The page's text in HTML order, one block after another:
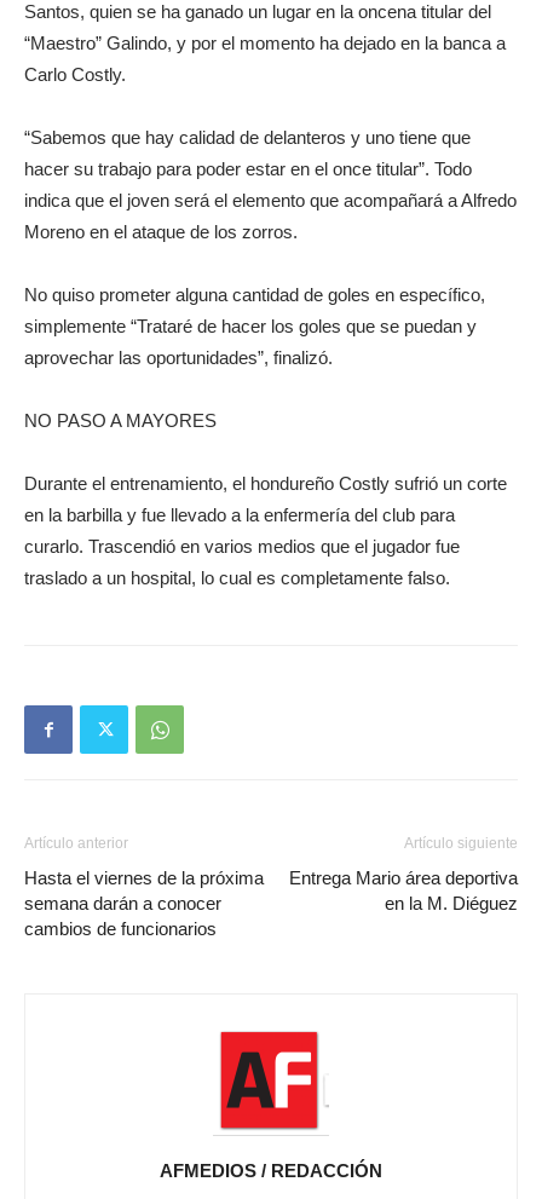
Santos, quien se ha ganado un lugar en la oncena titular del
“Maestro” Galindo, y por el momento ha dejado en la banca a
Carlo Costly.
“Sabemos que hay calidad de delanteros y uno tiene que
hacer su trabajo para poder estar en el once titular”. Todo
indica que el joven será el elemento que acompañará a Alfredo
Moreno en el ataque de los zorros.
No quiso prometer alguna cantidad de goles en específico,
simplemente “Trataré de hacer los goles que se puedan y
aprovechar las oportunidades”, finalizó.
NO PASO A MAYORES
Durante el entrenamiento, el hondureño Costly sufrió un corte
en la barbilla y fue llevado a la enfermería del club para
curarlo. Trascendió en varios medios que el jugador fue
traslado a un hospital, lo cual es completamente falso.
Artículo anterior
Hasta el viernes de la próxima
semana darán a conocer
cambios de funcionarios
Artículo siguiente
Entrega Mario área deportiva
en la M. Diéguez
AFMEDIOS / REDACCIÓN